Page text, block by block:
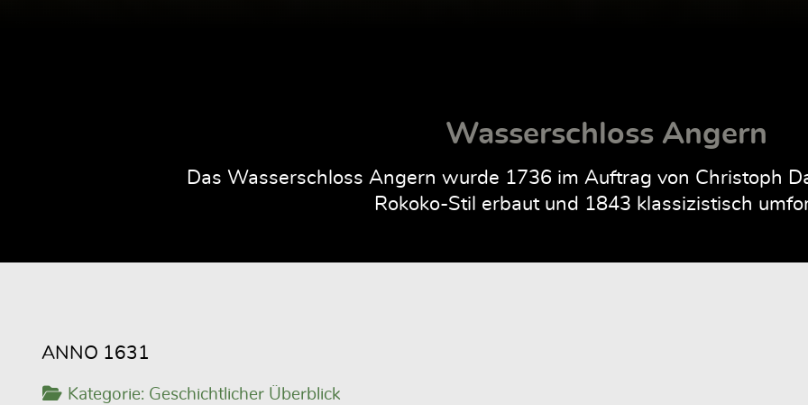
Wasserschloss Angern
Das Wasserschloss Angern wurde 1736 im Auftrag von Christoph
Rokoko-Stil erbaut und 1843 klassizistisch
ANNO 1631
Kategorie: Geschichtlicher Überblick